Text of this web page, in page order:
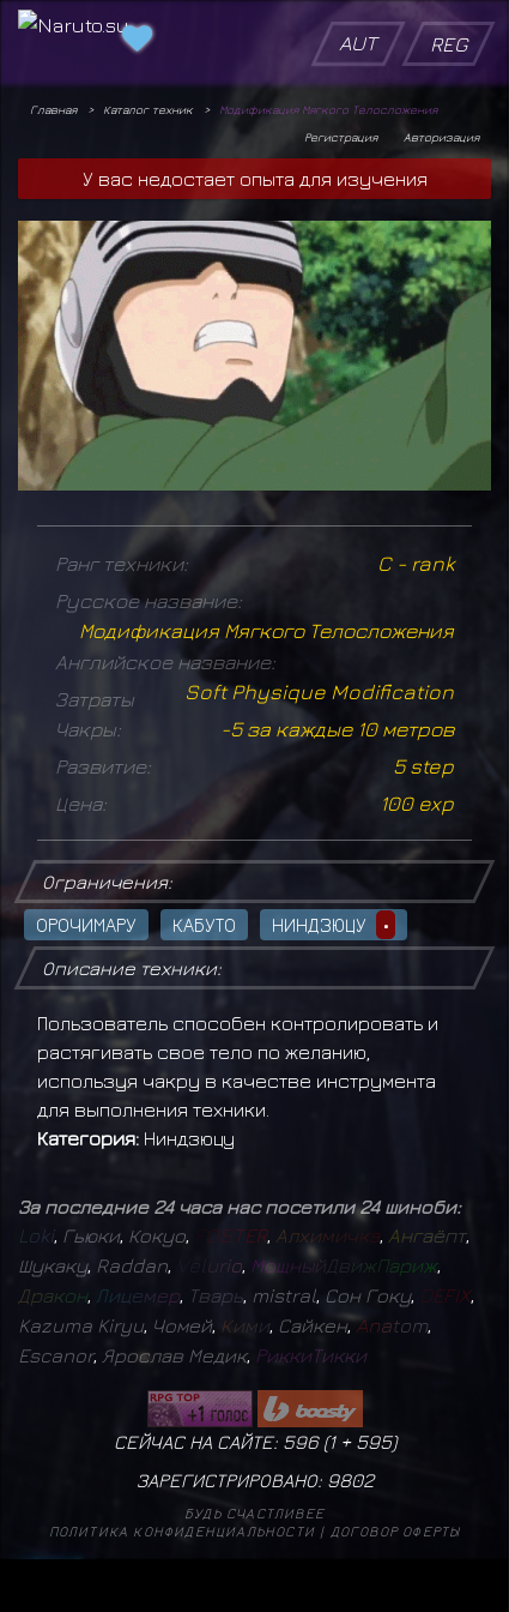
AUT REG
Главная Каталог техник
Модификация Мягкого Телосложения
Авторизация
Регистрация
У вас недостает опыта для изучения
Ранг техники:
C - rank
Русское название:
Модификация Мягкого Телосложения
Английское название:
Soft Physique Modification
Затраты
Чакры:
-5 за каждые 10 метров
Развитие:
5 step
Цена:
100 exp
Ограничения:
ОРОЧИМАРУ
КАБУТО НИНДЗЮЦУ
•
Описание техники:
Пользователь способен контролировать и
растягивать свое тело по желанию,
используя чакру в качестве инструмента
для выполнения техники.
Категория: Ниндзюцу
За последние 24 часа нас посетили 24 шиноби:
Loki, Гьюки, Кокуо OSTER, Алхимичка Ангаёпт,
Шукаку, Raddan urio МощныйД ижПариж,
Дракон, Лицемер Тварь mistral Сон Гоку, DEFIX,
Kazuma Kiryu, Чомей, Кими Сайкен,Anatom
Escanor, Ярослав Медик, РиккиТикки
СЕЙЧАС НА САЙТЕ: 596 (1+ 595)
ЗАРЕГИСТРИРОВАНО: 9802
БУДЬ СЧАСТЛИВЕЕ
ПОЛИТИКА КОНФИДЕНЦИАЛЬНОСТИ| ДОГОВОР ОФЕРТЫ
mistral